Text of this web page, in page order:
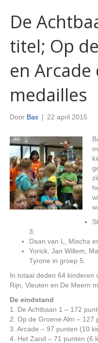
De
titel; Op
en Arcade
medailles
Door Bas | 22 april 2015
3;
Daan van L, Mischa
Yorick, Jan Willem,
Tyrone in groep 5.
In totaal deden 64 kinderen
Rijn, Vleuten en De Meern
De eindstand
1. De Achtbaan 1 – 172
2. Op de Groene Alm – 127
3. Arcade – 97 punten (10
4. Het Zand – 71 punten (6